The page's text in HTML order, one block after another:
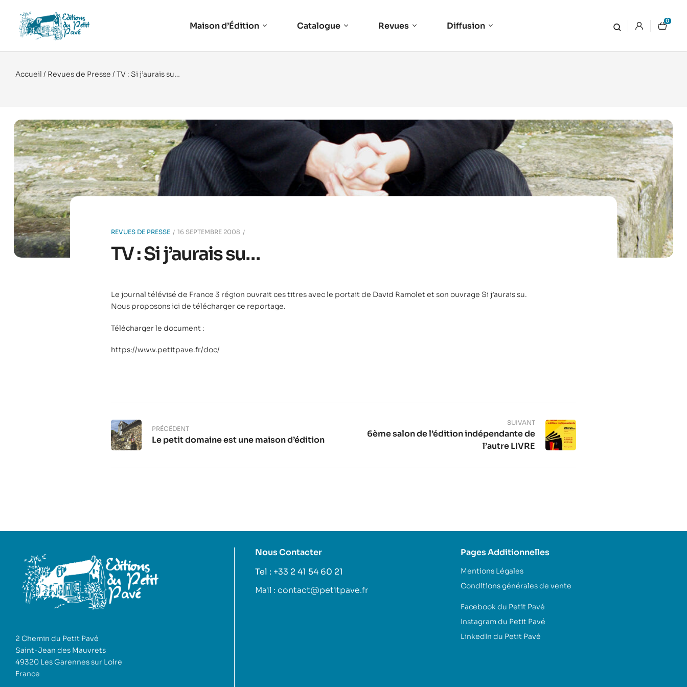
Maison d’Édition Catalogue Revues Diffusion 0
Accueil / Revues de Presse / TV : Si j’aurais su…
REVUES DE PRESSE 16 SEPTEMBRE 2008
TV : Si j’aurais su…
Le journal télévisé de France 3 région ouvrait ces titres avec le portait de David Ramolet et son ouvrage Si j’aurais su.
Nous proposons ici de télécharger ce reportage.
Télécharger le document :
https://www.petitpave.fr/doc/
PRÉCÉDENT
Le petit domaine est une maison d’édition
SUIVANT
6ème salon de l’édition indépendante de
l’autre LIVRE
2 Chemin du Petit Pavé
Saint-Jean des Mauvrets
49320 Les Garennes sur Loire
France
Nous Contacter
Tel : +33 2 41 54 60 21
Mail : contact@petitpave.fr
Pages Additionnelles
Mentions Légales
Conditions générales de vente
Facebook du Petit Pavé
Instagram du Petit Pavé
LinkedIn du Petit Pavé